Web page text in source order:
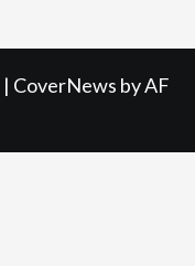
| CoverNews by AF